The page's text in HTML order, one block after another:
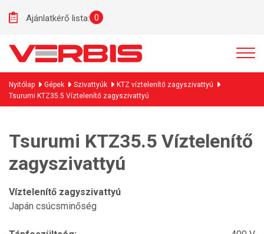
Ajánlatkérő lista: 0
Nyitólap Gépek Szivattyúk
KTZ víztelenítő zagyszivattyú
Tsurumi KTZ35.5 Víztelenítő zagyszivattyú
Tsurumi KTZ35.5 Víztelenítő
zagyszivattyú
Víztelenítő zagyszivattyú
Japán csúcsminőség